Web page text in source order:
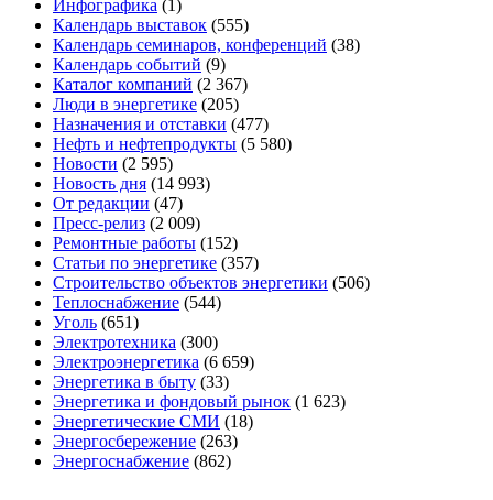
Инфографика (1)
Календарь выставок (555)
Календарь семинаров, конференций (38)
Календарь событий (9)
Каталог компаний (2 367)
Люди в энергетике (205)
Назначения и отставки (477)
Нефть и нефтепродукты (5 580)
Новости (2 595)
Новость дня (14 993)
От редакции (47)
Пресс-релиз (2 009)
Ремонтные работы (152)
Статьи по энергетике (357)
Строительство объектов энергетики (506)
Теплоснабжение (544)
Уголь (651)
Электротехника (300)
Электроэнергетика (6 659)
Энергетика в быту (33)
Энергетика и фондовый рынок (1 623)
Энергетические СМИ (18)
Энергосбережение (263)
Энергоснабжение (862)